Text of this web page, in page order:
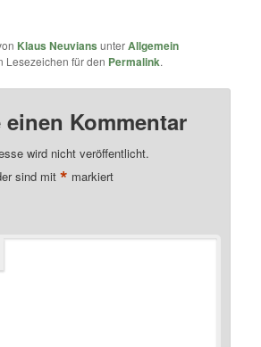
Klaus Neuvians unterAllgemein
Lesezeichen für den Permalink.
Kommentar
wird nicht veröffentlicht.
sind mit* markiert